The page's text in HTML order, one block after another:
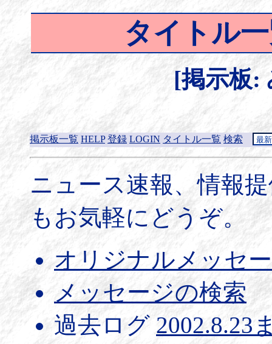
タイトル
[掲示板:
掲示板一覧 HELP 登録 LOGIN タイトル一覧 検索
ニュース速報、情報
もお気軽にどうぞ。
オリジナルメッセ
メッセージの検索
過去ログ 2002.8.23